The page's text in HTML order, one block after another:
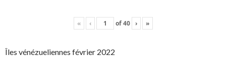
« ‹ of40 › »
Îles vénézueliennes février 2022